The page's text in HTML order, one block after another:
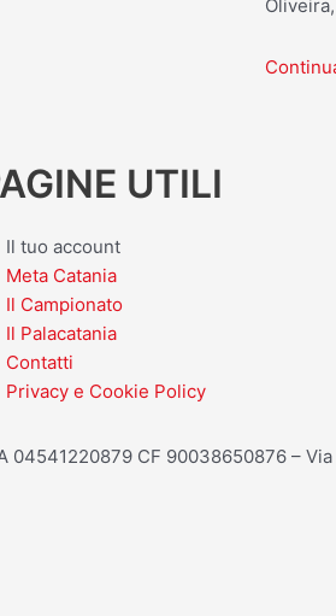
UTILI
Il tuo account
Meta Catania
Il Campionato
Il Palacatania
Contatti
Privacy e Cookie Policy
04541220879 CF 90038650876 –